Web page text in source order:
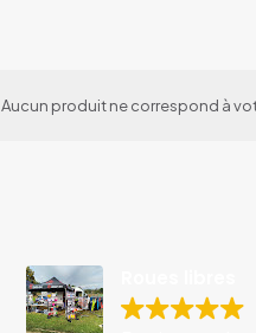
Aucun produit ne correspond à